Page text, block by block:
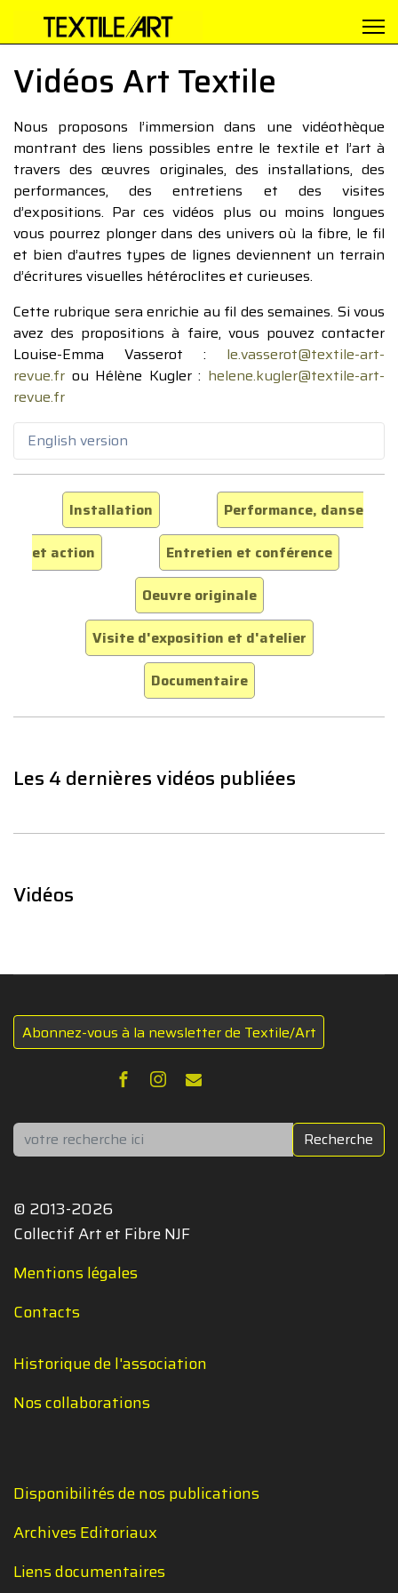
Vidéos Art Textile
Nous proposons l’immersion dans une vidéothèque
montrant des liens possibles entre le textile et l’art à
travers des œuvres originales, des installations, des
performances, des entretiens et des visites
d’expositions. Par ces vidéos plus ou moins longues
vous pourrez plonger dans des univers où la fibre, le fil
et bien d’autres types de lignes deviennent un terrain
d’écritures visuelles hétéroclites et curieuses.
Cette rubrique sera enrichie au fil des semaines. Si vous
avez des propositions à faire, vous pouvez contacter
Louise-Emma Vasserot : le.vasserot@textile-art-
revue.fr ou Hélène Kugler : helene.kugler@textile-art-
revue.fr
English version
Installation
Performance, danse
et action
Entretien et conférence
Oeuvre originale
Visite d'exposition et d'atelier
Documentaire
Les 4 dernières vidéos publiées
Vidéos
Abonnez-vous à la newsletter de Textile/Art
Rechercher Recherche
© 2013-2026
Collectif Art et Fibre NJF
Mentions légales
Contacts
Historique de l'association
Nos collaborations
Disponibilités de nos publications
Archives Editoriaux
Liens documentaires